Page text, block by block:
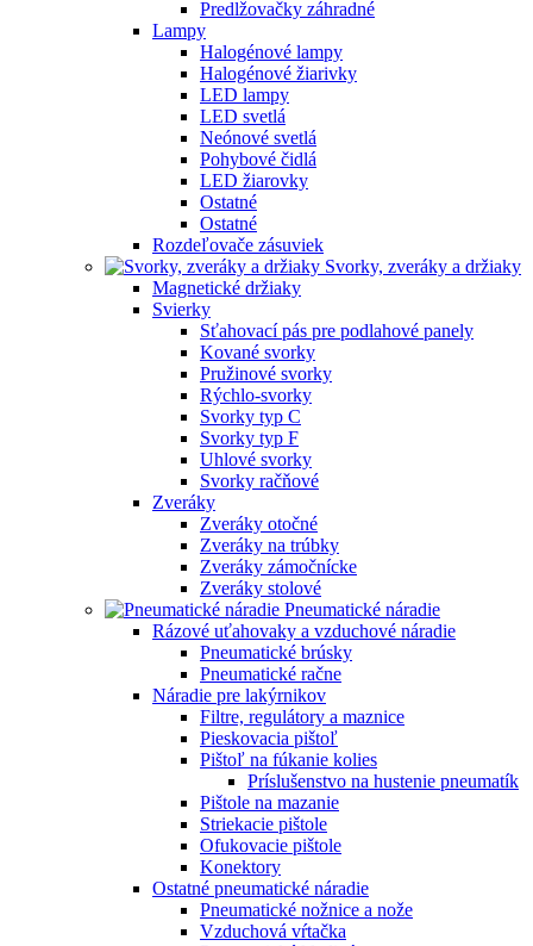
Predlžovačky záhradné
Lampy
Halogénové lampy
Halogénové žiarivky
LED lampy
LED svetlá
Neónové svetlá
Pohybové čidlá
LED žiarovky
Ostatné
Ostatné
Rozdeľovače zásuviek
Svorky, zveráky a držiaky
Magnetické držiaky
Svierky
Sťahovací pás pre podlahové panely
Kované svorky
Pružinové svorky
Rýchlo-svorky
Svorky typ C
Svorky typ F
Uhlové svorky
Svorky račňové
Zveráky
Zveráky otočné
Zveráky na trúbky
Zveráky zámočnícke
Zveráky stolové
Pneumatické náradie
Rázové uťahovaky a vzduchové náradie
Pneumatické brúsky
Pneumatické račne
Náradie pre lakýrnikov
Filtre, regulátory a maznice
Pieskovacia pištoľ
Pištoľ na fúkanie kolies
Príslušenstvo na hustenie pneumatík
Pištole na mazanie
Striekacie pištole
Ofukovacie pištole
Konektory
Ostatné pneumatické náradie
Pneumatické nožnice a nože
Vzduchová vŕtačka